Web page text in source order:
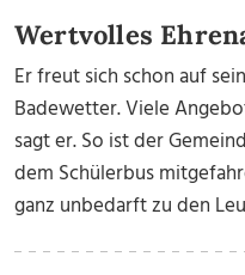
Wertvolles
Er freut sich schon auf
Badewetter. Viele
sagt er. So ist der
dem Schülerbus
ganz unbedarft zu den